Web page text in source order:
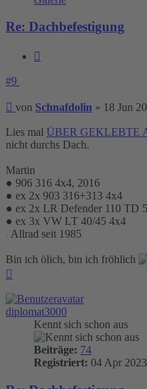
Re: Dachbefestigung
#9
Beitrag
von Schnafdolin » 18 Jun
Lies mal ÜBER GEKLEBTE
nicht durchs Dach.
Martin
● 906 316 4x4, 2016
● ex 2x 903 316+313 4x4
● ex 2x LR Defender 110 TD 5
● ex 3x VW LT 40/45 4x4
. Allrad seit 1985
Bin ich ölich, bin ich fröhlich
diplomat3000
Kennt sich schon aus
Beiträge: 74
Registriert: 04 Apr